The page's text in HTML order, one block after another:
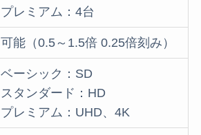
プレミアム：4台
可能（0.5～1.5倍 0.25倍刻み）
ベーシック：SD
スタンダード：HD
プレミアム：UHD、4K